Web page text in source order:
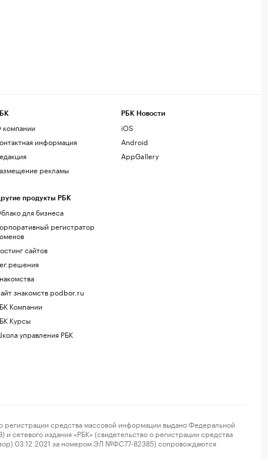
информация
рекламы
продукты РБК
для бизнеса
регистратор
сайтов
знакомств podbor.ru
Компании
Курсы
управления РБК
РБК Новости
iOS
Android
AppGallery
средства массовой информации выдано Федеральной
издания «РБК» (свидетельство о регистрации средства
03.12.2021 за номером ЭЛ №ФС77-82385) сопровождаются